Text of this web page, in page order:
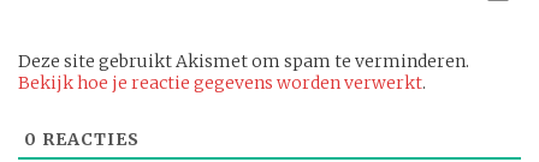
Deze site gebruikt Akismet om spam te verminderen.
Bekijk hoe je reactie gegevens worden verwerkt.
0 REACTIES